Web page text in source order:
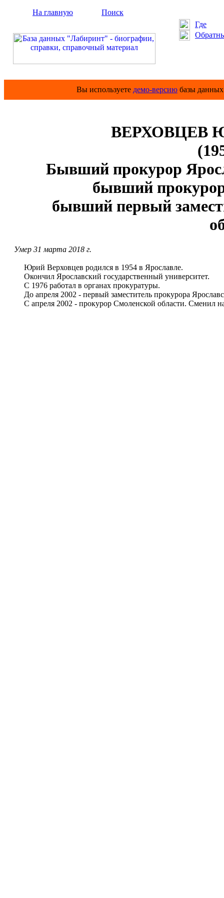
На главную
Поиск
Где
Вы используете демо-версию базы
ВЕРХОВЦЕВ
Бывший прокурор
бывший
бывший первый
Умер 31 марта 2018 г.
Юрий Верховцев родился в 1954 в Ярославле.
Окончил Ярославский государственный университет.
С 1976 работал в органах прокуратуры.
До апреля 2002 - первый заместитель прокурора
С апреля 2002 - прокурор Смоленской области. Сменил